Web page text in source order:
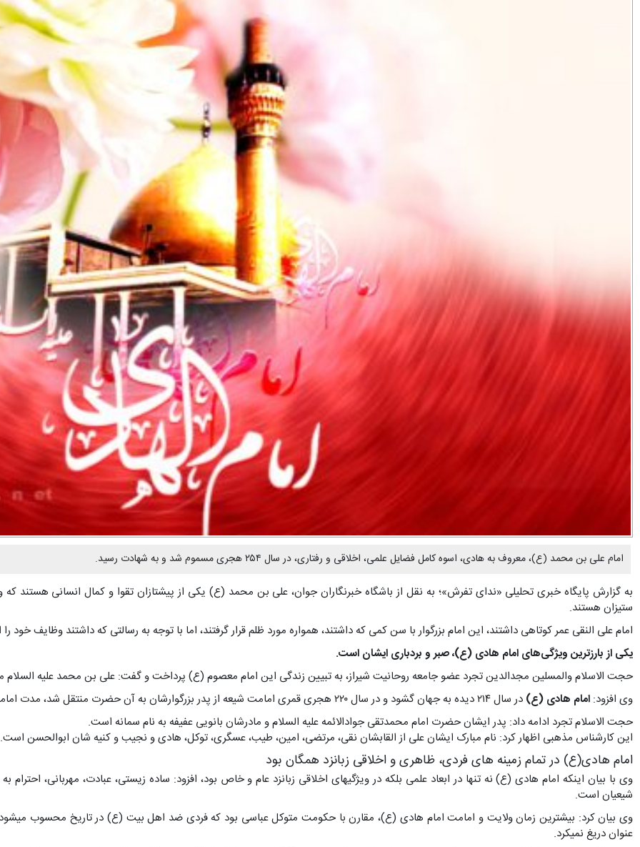
امام علی بن محمد (ع)، معروف به هادی، اسوه کامل فضایل علمی، اخلاقی و رفتاری، در سال ۲۵۴ هجری مسموم شد و به شهادت رسید.
به گزارش پایگاه خبری تحلیلی «ندای تفرش»؛ به نقل از باشگاه خبرنگاران جوان، علی بن محمد (ع) یکی از پیشتازان تقوا و کمال انسانی
ستیزان هستند.
امام علی النقی عمر کوتاهی داشتند، این امام بزرگوار با سن کمی که داشتند، همواره مورد ظلم قرار گرفتند، اما با توجه به رسالتی که داشتند وظایف خود
یکی از بارزترین ویژگی‌های امام هادی (ع)، صبر و بردباری ایشان است.
حجت الاسلام والمسلین مجدالدین تجرد عضو جامعه روحانیت شیراز، به تبیین زندگی این امام معصوم (ع) پرداخت و گفت: علی بن محمد علیه السلام
وی افزود: امام هادی (ع) در سال ۲۱۴ دیده به جهان گشود و در سال ۲۲۰ هجری قمری امامت شیعه از پدر بزرگوارشان به آن حضرت منتقل شد، مدت امامت آن حضرت حدود ۳۴ سال بود.
حجت الاسلام تجرد ادامه داد: پدر ایشان حضرت امام محمدتقی جوادالائمه علیه السلام و مادرشان بانویی عفیفه به نام سمانه است.
این کارشناس مذهبی اظهار کرد: نام مبارک ایشان علی از القابشان نقی، مرتضی، امین، طیب، عسگری، توکل، هادی و نجیب و کنیه شان ابوالحسن است.
امام هادی(ع) در تمام زمینه های فردی، ظاهری و اخلاقی زبانزد همگان بود
وی با بیان اینکه امام هادی (ع) نه تنها در ابعاد علمی بلکه در ویژگیهای اخلاقی زبانزد عام و خاص بود، افزود: ساده زیستی، عبادت، مهربانی،
شیعیان است.
وی بیان کرد: بیشترین زمان ولایت و امامت امام هادی (ع)، مقارن با حکومت متوکل عباسی بود که فردی ضد اهل بیت (ع) در تاریخ محسوب
عنوان دریغ نمیکرد.